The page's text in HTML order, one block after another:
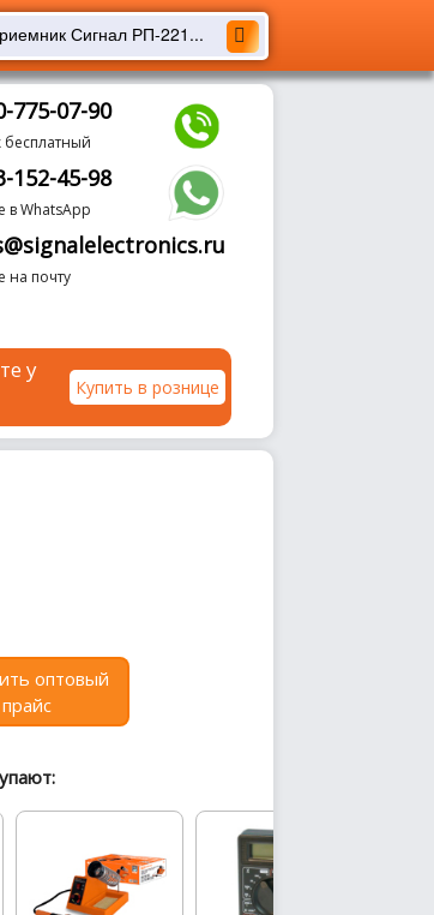
775-07-90
бесплатный
152-45-98
в WhatsApp
на почту
у
Купить в рознице
оптовый
прайс